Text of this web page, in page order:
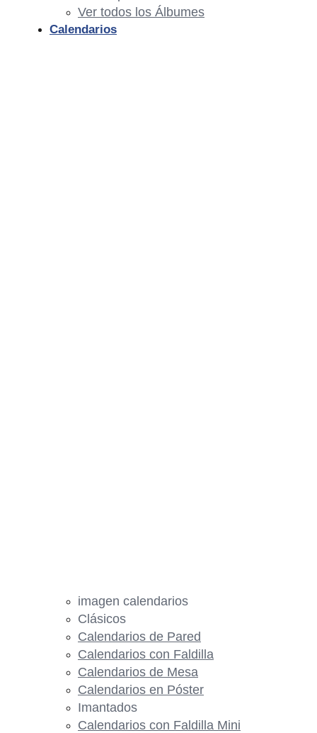
Ver todos los Álbumes
Calendarios
imagen calendarios
Clásicos
Calendarios de Pared
Calendarios con Faldilla
Calendarios de Mesa
Calendarios en Póster
Imantados
Calendarios con Faldilla Mini